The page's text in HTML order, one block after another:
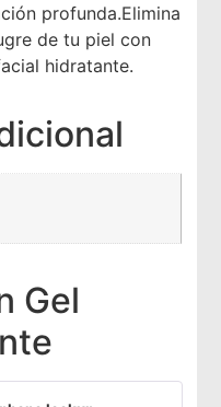
profunda.Elimina
de tu piel con
hidratante.
Gel